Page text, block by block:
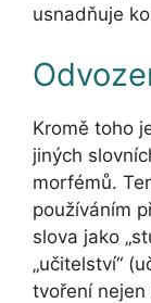
usnadňuje
Kromě toho
jiných
morfémů.
používáním
slova jako
„učitelství“
tvoření